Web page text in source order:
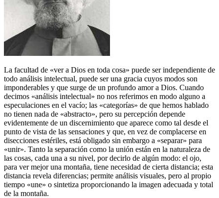
La facultad de «ver a Dios en toda cosa» puede ser independiente de
todo análisis intelectual, puede ser una gracia cuyos modos son
imponderables y que surge de un profundo amor a Dios. Cuando
decimos «análisis intelectual» no nos referimos en modo alguno a
especulaciones en el vacío; las «categorías» de que hemos hablado
no tienen nada de «abstracto», pero su percepción depende
evidentemente de un discernimiento que aparece como tal desde el
punto de vista de las sensaciones y que, en vez de complacerse en
disecciones estériles, está obligado sin embargo a «separar» para
«unir». Tanto la separación como la unión están en la naturaleza de
las cosas, cada una a su nivel, por decirlo de algún modo: el ojo,
para ver mejor una montaña, tiene necesidad de cierta distancia; esta
distancia revela diferencias; permite análisis visuales, pero al propio
tiempo «une» o sintetiza proporcionando la imagen adecuada y total
de la montaña.